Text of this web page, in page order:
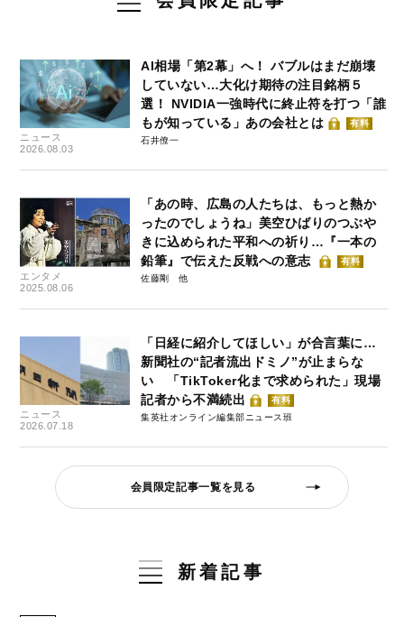
ニュース
2026.08.03
AI相場「第2幕」へ！ バブルはまだ崩壊
していない…大化け期待の注目銘柄５
選！ NVIDIA一強時代に終止符を打つ「誰
もが知っている」あの会社とは
有料
石井僚一
エンタメ
2025.08.06
「あの時、広島の人たちは、もっと熱か
ったのでしょうね」美空ひばりのつぶや
きに込められた平和への祈り…『一本の
鉛筆』で伝えた反戦への意志
有料
佐藤剛
ニュース
2026.07.18
「日経に紹介してほしい」が合言葉に…
新聞社の“記者流出ドミノ”が止まらな
い 「TikToker化まで求められた」現場
記者から不満続出
有料
集英社オンライン編集部ニュース班
会員限定記事一覧を見る
新着記事